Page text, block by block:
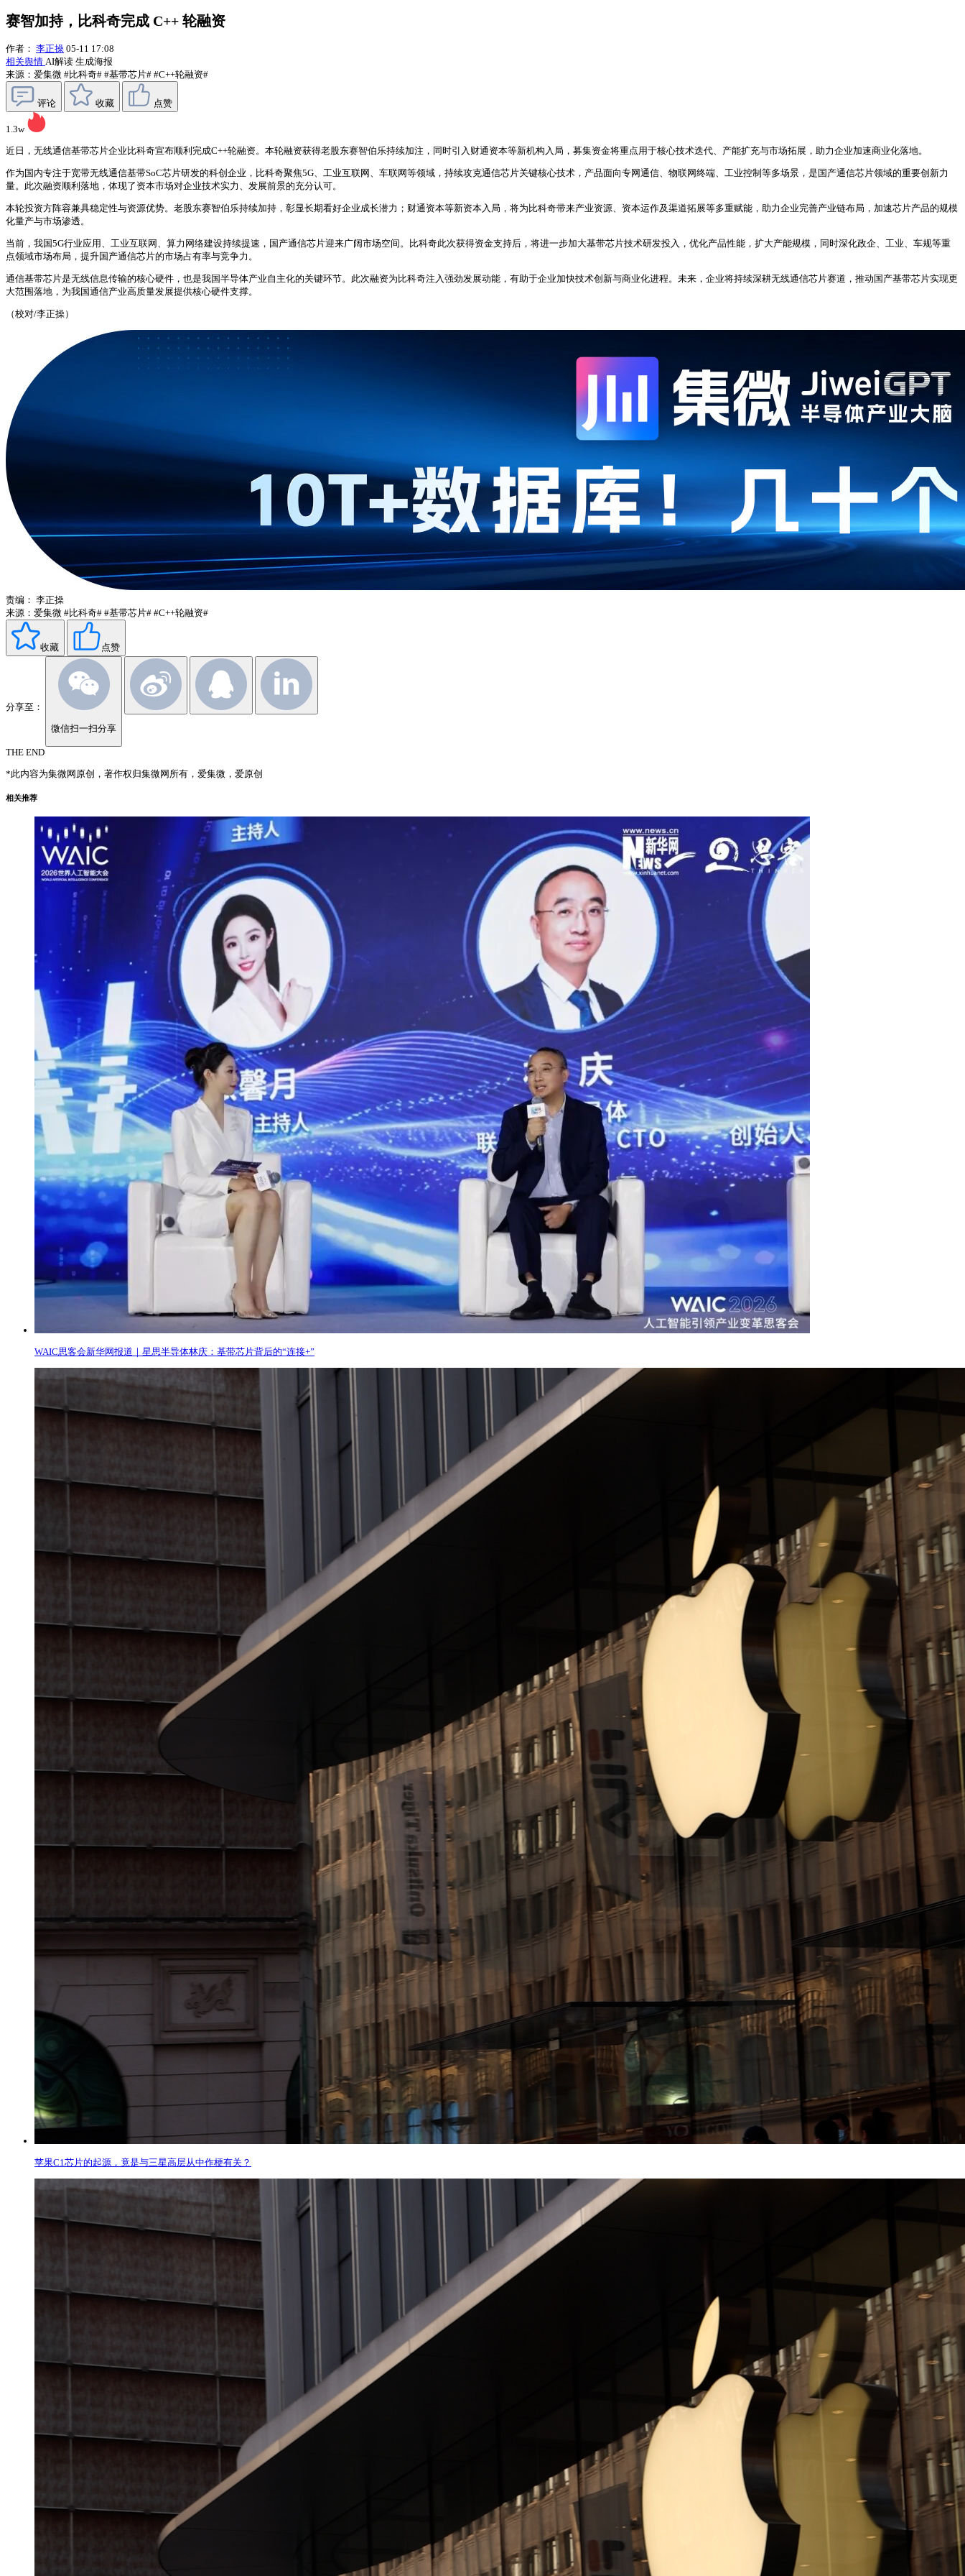
赛智加持，比科奇完成 C++ 轮融资
作者： 李正操 05-11 17:08
相关舆情 AI解读 生成海报
来源：爱集微 #比科奇# #基带芯片# #C++轮融资#
评论 收藏 点赞
1.3w
近日，无线通信基带芯片企业比科奇宣布顺利完成C++轮融资。本轮融资获得老股东赛智伯乐持续加注，同时引入财通资本等新机构入局，募集资金将重点用于核心技术迭代、产能扩充与市场拓展，助力企业加速商业化落地。
作为国内专注于宽带无线通信基带SoC芯片研发的科创企业，比科奇聚焦5G、工业互联网、车联网等领域，持续攻克通信芯片关键核心技术，产品面向专网通信、物联网终端、工业控制等多场景，是国产通信芯片领域的重要创新力
量。此次融资顺利落地，体现了资本市场对企业技术实力、发展前景的充分认可。
本轮投资方阵容兼具稳定性与资源优势。老股东赛智伯乐持续加持，彰显长期看好企业成长潜力；财通资本等新资本入局，将为比科奇带来产业资源、资本运作及渠道拓展等多重赋能，助力企业完善产业链布局，加速芯片产品的规模
化量产与市场渗透。
当前，我国5G行业应用、工业互联网、算力网络建设持续提速，国产通信芯片迎来广阔市场空间。比科奇此次获得资金支持后，将进一步加大基带芯片技术研发投入，优化产品性能，扩大产能规模，同时深化政企、工业、车规等重
点领域市场布局，提升国产通信芯片的市场占有率与竞争力。
通信基带芯片是无线信息传输的核心硬件，也是我国半导体产业自主化的关键环节。此次融资为比科奇注入强劲发展动能，有助于企业加快技术创新与商业化进程。未来，企业将持续深耕无线通信芯片赛道，推动国产基带芯片实现更
大范围落地，为我国通信产业高质量发展提供核心硬件支撑。
（校对/李正操）
责编： 李正操
来源：爱集微 #比科奇# #基带芯片# #C++轮融资#
收藏 点赞
分享至：
微信扫一扫分享
THE END
*此内容为集微网原创，著作权归集微网所有，爱集微，爱原创
相关推荐
WAIC思客会新华网报道｜星思半导体林庆：基带芯片背后的“连接+”
苹果C1芯片的起源，竟是与三星高层从中作梗有关？